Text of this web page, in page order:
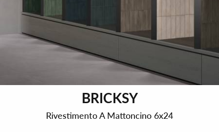
BRICKSY
Rivestimento A Mattoncino 6x24